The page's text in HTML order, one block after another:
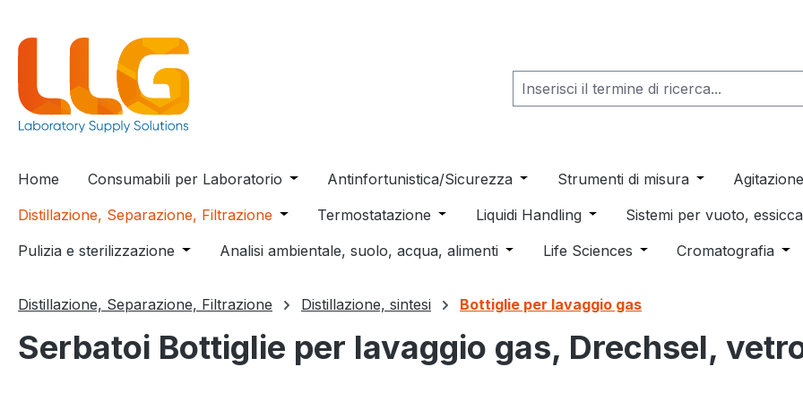
Home Consumabili per Laboratorio Open or close the dropdown menu from the category Consumabili per
Antinfortunistica/Sicurezza Open or close the dropdown menu
Strumenti di misura Open or close
Distillazione, Separazione, Filtrazione Open or close the dropdown menu from the category Distillazione,
Termostatazione Open or close the dropdown menu from the
Liquidi Handling Open or close the dropdown
Sistemi per vuoto,
Pulizia e sterilizzazione Open or close the dropdown menu from the category Pulizia e sterilizzazione
Analisi ambientale, suolo, acqua, alimenti Open or close the dropdown menu from
Life Sciences Open or close the
Cromatografia
Distillazione, Separazione, Filtrazione Distillazione, sintesi Bottiglie per lavaggio gas
Serbatoi Bottiglie per lavaggio gas, Drechsel,